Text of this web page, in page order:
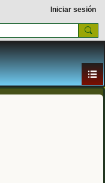
Iniciar sesión